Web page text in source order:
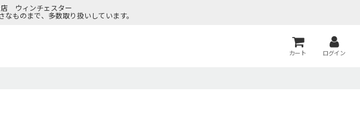
店 ウィンチェスター
ものまで、多数取り扱いしています。
カート ログイン